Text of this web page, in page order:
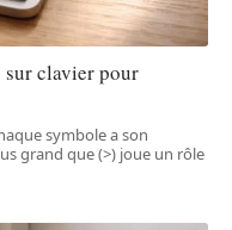
clavier pour
symbole a son
grand que (>) joue un rôle